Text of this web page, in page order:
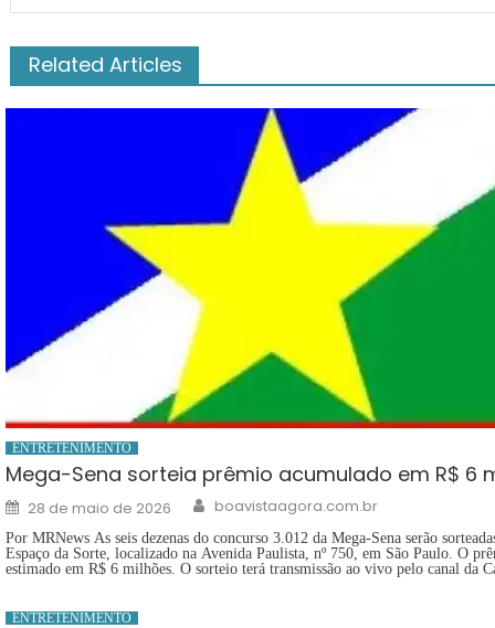
Related Articles
ENTRETENIMENTO
Mega-Sena sorteia prêmio acumulado em R$ 6
Posted
on
28 de maio de 2026 Author
boavistaagora.com.br
Por MRNews As seis dezenas do concurso 3.012 da Mega-Sena serão
Espaço da Sorte, localizado na Avenida Paulista, nº 750, em São Paulo. O
estimado em R$ 6 milhões. O sorteio terá transmissão ao vivo pelo canal da
ENTRETENIMENTO